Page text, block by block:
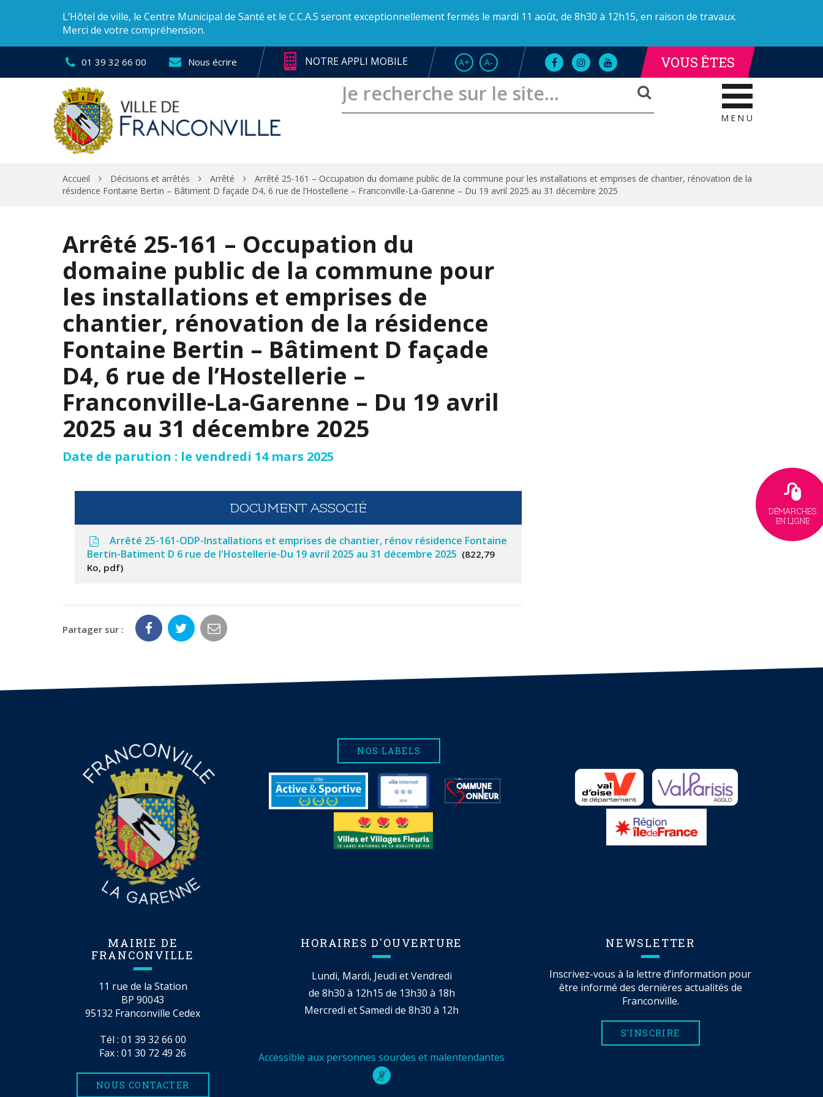
L’Hôtel de ville, le Centre Municipal de Santé et le C.C.A.S seront exceptionnellement fermés le mardi 11 août, de 8h30 à 12h15, en raison de travaux.
Merci de votre compréhension.
01 39 32 66 00 Nous écrire NOTRE APPLI MOBILE A+AUGMENTER LA TAILLE DE LA POLICE
A-RÉDUIRE LA TAILLE DE LA POLICE
Lien
vers
Facebook
Lien
vers
Instagram
Lien
vers
chaîne
Youtube
VOUS ÊTES
RECHERCHER
MENU
Accueil Décisions et arrêtés Arrêté
Arrêté 25-161 – Occupation du domaine public de la commune pour les installations et emprises de chantier, rénovation de la
résidence Fontaine Bertin – Bâtiment D façade D4, 6 rue de l’Hostellerie – Franconville-La-Garenne – Du 19 avril 2025 au 31 décembre 2025
Arrêté 25-161 – Occupation du
domaine public de la commune pour
les installations et emprises de
chantier, rénovation de la résidence
Fontaine Bertin – Bâtiment D façade
D4, 6 rue de l’Hostellerie –
Franconville-La-Garenne – Du 19 avril
2025 au 31 décembre 2025
Date de parution : le vendredi 14 mars 2025
DOCUMENT ASSOCIÉ
Arrêté 25-161-ODP-Installations et emprises de chantier, rénov résidence Fontaine
Bertin-Batiment D 6 rue de l'Hostellerie-Du 19 avril 2025 au 31 décembre 2025
822,79
Ko, pdf
Partager sur :
NOS LABELS
MAIRIE DE
FRANCONVILLE
11 rue de la Station
BP 90043
95132 Franconville Cedex
Tél : 01 39 32 66 00
Fax : 01 30 72 49 26
NOUS CONTACTER
HORAIRES D'OUVERTURE
Lundi, Mardi, Jeudi et Vendredi
de 8h30 à 12h15 de 13h30 à 18h
Mercredi et Samedi de 8h30 à 12h
Accessible aux personnes sourdes et malentendantes
NEWSLETTER
Inscrivez-vous à la lettre d’information pour
être informé des dernières actualités de
Franconville.
S'INSCRIRE
DÉMARCHES
EN LIGNE